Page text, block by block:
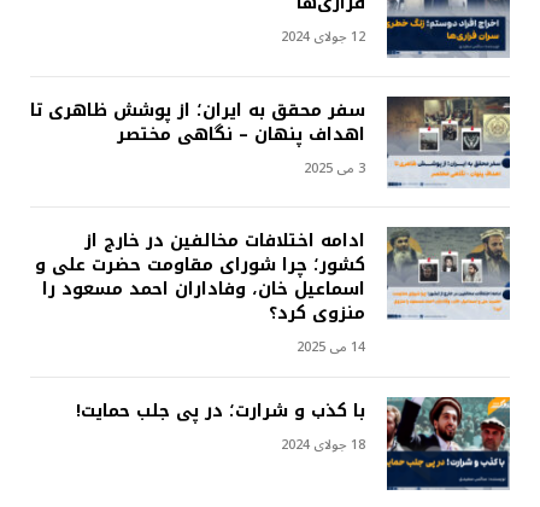
12 جولای 2024
سفر محقق به ایران؛ از پوشش ظاهری تا
اهداف پنهان – نگاهی مختصر
3 می 2025
ادامه اختلافات مخالفین در خارج از
کشور؛ چرا شورای مقاومت حضرت علی و
اسماعیل خان، وفاداران احمد مسعود را
منزوی کرد؟
14 می 2025
با کذب و شرارت؛ در پی جلب حمایت!
18 جولای 2024